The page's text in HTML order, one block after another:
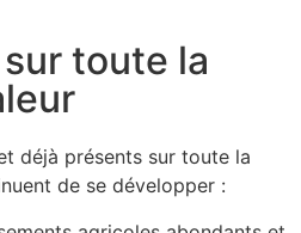
toute la
déjà présents sur toute la
de se développer :